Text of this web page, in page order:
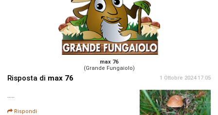
max 76
(Grande Fungaiolo)
Risposta di max 76 1 Ottobre 2024 17:05
.....
Rispondi